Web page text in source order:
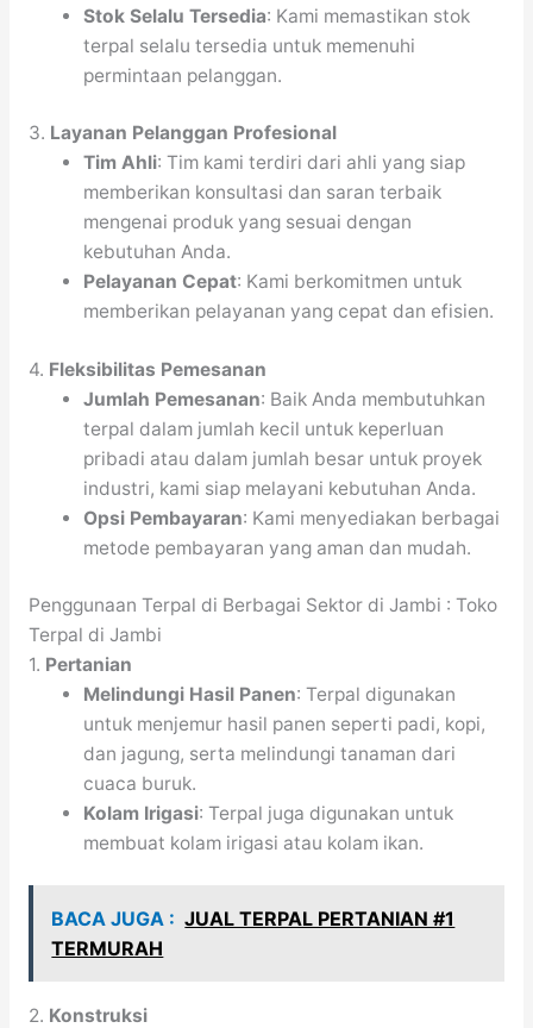
Stok Selalu Tersedia: Kami memastikan stok
terpal selalu tersedia untuk memenuhi
permintaan pelanggan.
3. Layanan Pelanggan Profesional
Tim Ahli: Tim kami terdiri dari ahli yang siap
memberikan konsultasi dan saran terbaik
mengenai produk yang sesuai dengan
kebutuhan Anda.
Pelayanan Cepat: Kami berkomitmen untuk
memberikan pelayanan yang cepat dan efisien.
4. Fleksibilitas Pemesanan
Jumlah Pemesanan: Baik Anda membutuhkan
terpal dalam jumlah kecil untuk keperluan
pribadi atau dalam jumlah besar untuk proyek
industri, kami siap melayani kebutuhan Anda.
Opsi Pembayaran: Kami menyediakan berbagai
metode pembayaran yang aman dan mudah.
Penggunaan Terpal di Berbagai Sektor di Jambi : Toko
Terpal di Jambi
1. Pertanian
Melindungi Hasil Panen: Terpal digunakan
untuk menjemur hasil panen seperti padi, kopi,
dan jagung, serta melindungi tanaman dari
cuaca buruk.
Kolam Irigasi: Terpal juga digunakan untuk
membuat kolam irigasi atau kolam ikan.
BACA JUGA : JUAL TERPAL PERTANIAN #1
TERMURAH
2. Konstruksi